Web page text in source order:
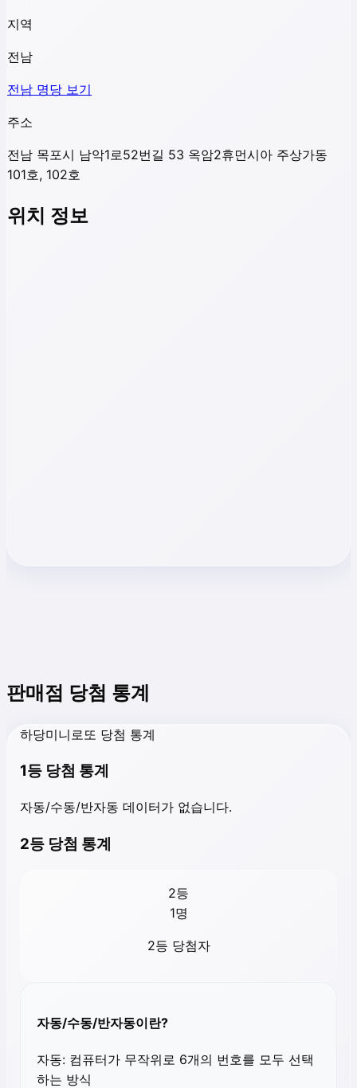
지역
전남
전남 명당 보기
주소
전남 목포시 남악1로52번길 53 옥암2휴먼시아 주상가동
101호, 102호
위치 정보
판매점 당첨 통계
하당미니로또 당첨 통계
1등 당첨 통계
자동/수동/반자동 데이터가 없습니다.
2등 당첨 통계
2등
1명
2등 당첨자
자동/수동/반자동이란?
자동: 컴퓨터가 무작위로 6개의 번호를 모두 선택
하는 방식